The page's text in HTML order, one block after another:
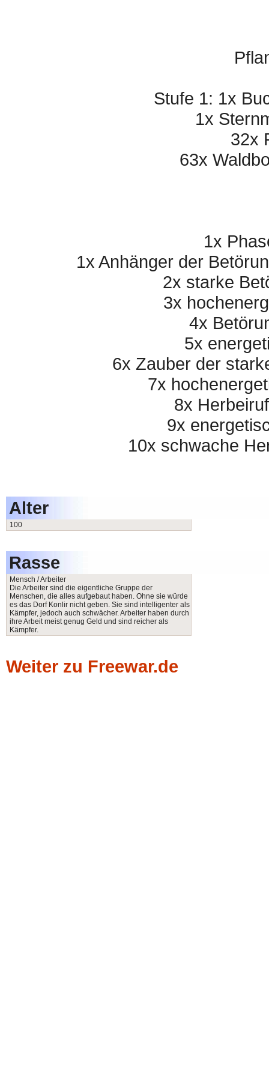
Stufe 1: 1x
1x
32x
63x
1x
1x Anhänger der
2x starke
3x
4x
5x
6x Zauber der
7x
8x
9x
10x schwache
Alter
100
Rasse
Mensch / Arbeiter
Die Arbeiter sind die eigentliche Gruppe der
Menschen, die alles aufgebaut haben. Ohne sie würde
es das Dorf Konlir nicht geben. Sie sind intelligenter als
Kämpfer, jedoch auch schwächer. Arbeiter haben durch
ihre Arbeit meist genug Geld und sind reicher als
Kämpfer.
Weiter zu Freewar.de